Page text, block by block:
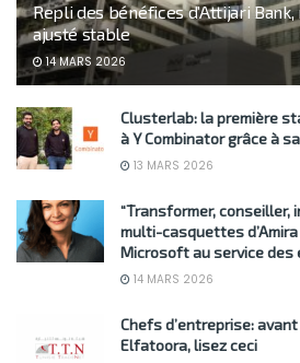
Repli des bénéfices d’Attijari
ajusté stable
14 MARS 2026
Clusterlab: la première
à Y Combinator grâce à
13 MARS 2026
“Transformer, conseiller,
multi-casquettes
Microsoft au service
14 MARS 2026
Chefs d’entreprise:
Elfatoora, lisez ceci